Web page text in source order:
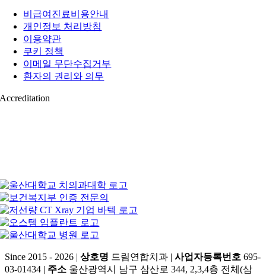
비급여진료비용안내
개인정보 처리방침
이용약관
쿠키 정책
이메일 무단수집거부
환자의 권리와 의무
Accreditation
Since 2015 - 2026 | 상호명 드림연합치과 | 사업자등록번호 695-
03-01434 | 주소 울산광역시 남구 삼산로 344, 2,3,4층 전체(삼